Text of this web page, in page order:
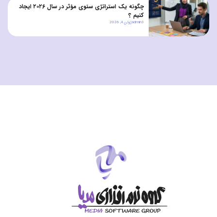
چگونه یک استراتژی سئوی مؤثر در سال ۲۰۲۶ ایجاد
کنیم ؟
admin3ژوئن 4, 2026